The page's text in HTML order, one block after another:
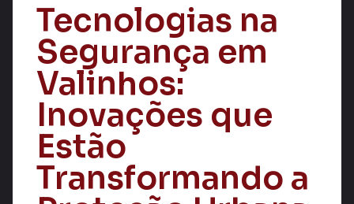
Tecnologias na
Segurança em
Valinhos:
Inovações que
Estão
Transformando a